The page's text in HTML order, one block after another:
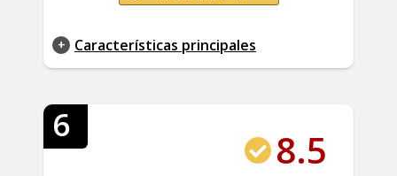
Características principales
6
8.5